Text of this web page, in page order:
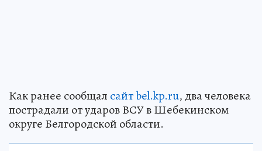
Как ранее сообщал сайт bel.kp.ru, два человека
пострадали от ударов ВСУ в Шебекинском
округе Белгородской области.